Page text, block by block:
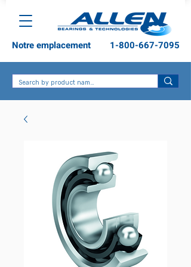
1-800-667-7095
Notre emplacement